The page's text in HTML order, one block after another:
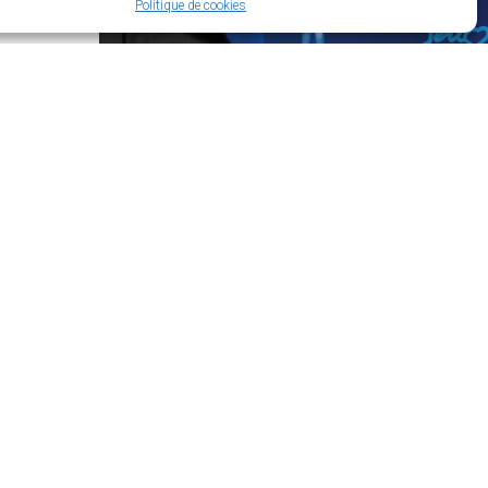
Politique de cookies